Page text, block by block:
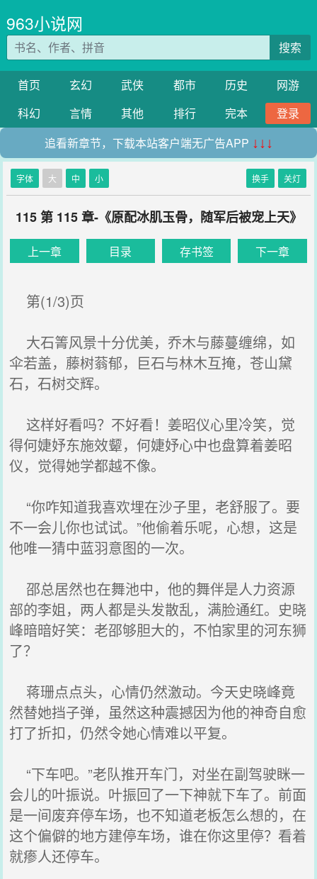
963小说网
搜索
首页 玄幻 武侠 都市 历史
网游
科幻
言情 其他 排行 完本
登录
追看新章节，下载本站客户端无广告APP ↓↓↓
字体 大 中 小 换手 关灯
115 第 115 章-《原配冰肌玉骨，随军后被宠上天》
上一章 目录 存书签 下一章
第(1/3)页
大石箐风景十分优美，乔木与藤蔓缠绵，如
伞若盖，藤树蓊郁，巨石与林木互掩，苍山黛
石，石树交辉。
这样好看吗？不好看！姜昭仪心里冷笑，觉
得何婕妤东施效颦，何婕妤心中也盘算着姜昭
仪，觉得她学都越不像。
“你咋知道我喜欢埋在沙子里，老舒服了。要
不一会儿你也试试。”他偷着乐呢，心想，这是
他唯一猜中蓝羽意图的一次。
邵总居然也在舞池中，他的舞伴是人力资源
部的李姐，两人都是头发散乱，满脸通红。史晓
峰暗暗好笑：老邵够胆大的，不怕家里的河东狮
了？
蒋珊点点头，心情仍然激动。今天史晓峰竟
然替她挡子弹，虽然这种震撼因为他的神奇自愈
打了折扣，仍然令她心情难以平复。
“下车吧。”老队推开车门，对坐在副驾驶眯一
会儿的叶振说。叶振回了一下神就下车了。前面
是一间废弃停车场，也不知道老板怎么想的，在
这个偏僻的地方建停车场，谁在你这里停？看着
就瘆人还停车。